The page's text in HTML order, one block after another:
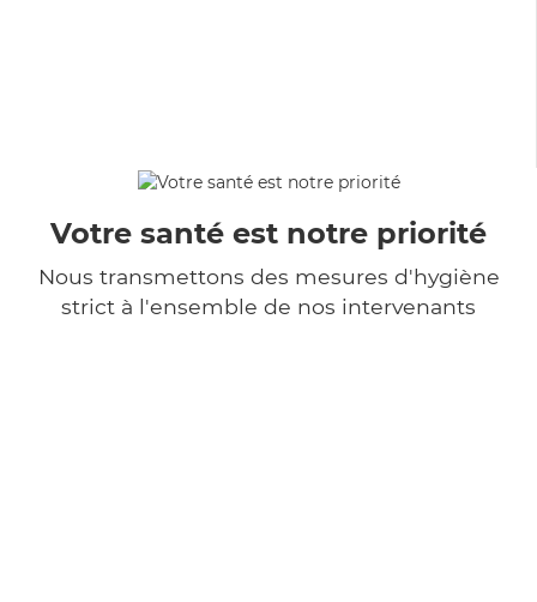
Votre santé est notre priorité
Nous transmettons des mesures d'hygiène
strict à l'ensemble de nos intervenants